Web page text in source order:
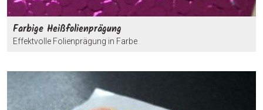
Farbige Heißfolienprägung
Effektvolle Folienprägung in Farbe